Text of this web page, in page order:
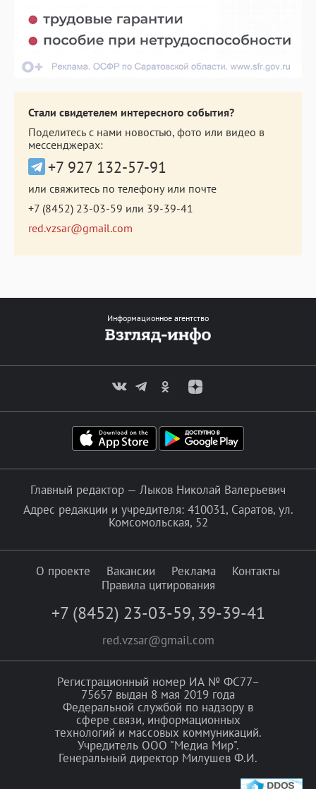
Стали свидетелем интересного события?
Поделитесь с нами новостью, фото или видео в
мессенджерах:
+7 927 132-57-91
или свяжитесь по телефону или почте
+7 (8452) 23-03-59 или 39-39-41
red.vzsar@gmail.com
Информационное агентство
Главный редактор — Лыков Николай Валерьевич
Адрес редакции и учредителя: 410031, Саратов, ул.
Комсомольская, 52
О проекте Вакансии Реклама
Контакты
Правила цитирования
+7 (8452) 23-03-59, 39-39-41
red.vzsar@gmail.com
Регистрационный номер ИА № ФС77–
75657 выдан 8 мая 2019 года
Федеральной службой по надзору в
сфере связи, информационных
технологий и массовых коммуникаций.
Учредитель ООО "Медиа Мир".
Генеральный директор Милушев Ф.И.